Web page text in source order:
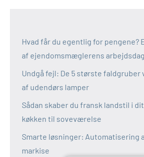
Hvad får du egentlig for pengene?
af ejendomsmæglerens arbejdsdag
Undgå fejl: De 5 største faldgruber
af udendørs lamper
Sådan skaber du fransk landstil i
køkken til soveværelse
Smarte løsninger: Automatisering
markise